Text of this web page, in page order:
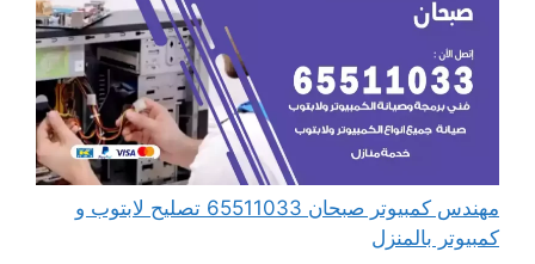
مهندس كمبيوتر صبحان 65511033 تصليح لابتوب و
كمبيوتر بالمنزل